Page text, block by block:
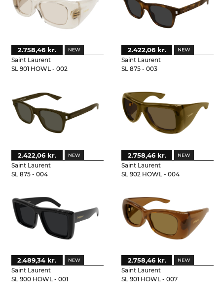
Saint Laurent
SL 901 HOWL - 002
2.758,46 kr.
Saint Laurent
SL 875 - 003
2.422,06 kr.
Saint Laurent
SL 875 - 004
2.422,06 kr.
Saint Laurent
SL 902 HOWL - 004
2.758,46 kr.
Saint Laurent
SL 900 HOWL - 001
2.489,34 kr.
Saint Laurent
SL 901 HOWL - 007
2.758,46 kr.